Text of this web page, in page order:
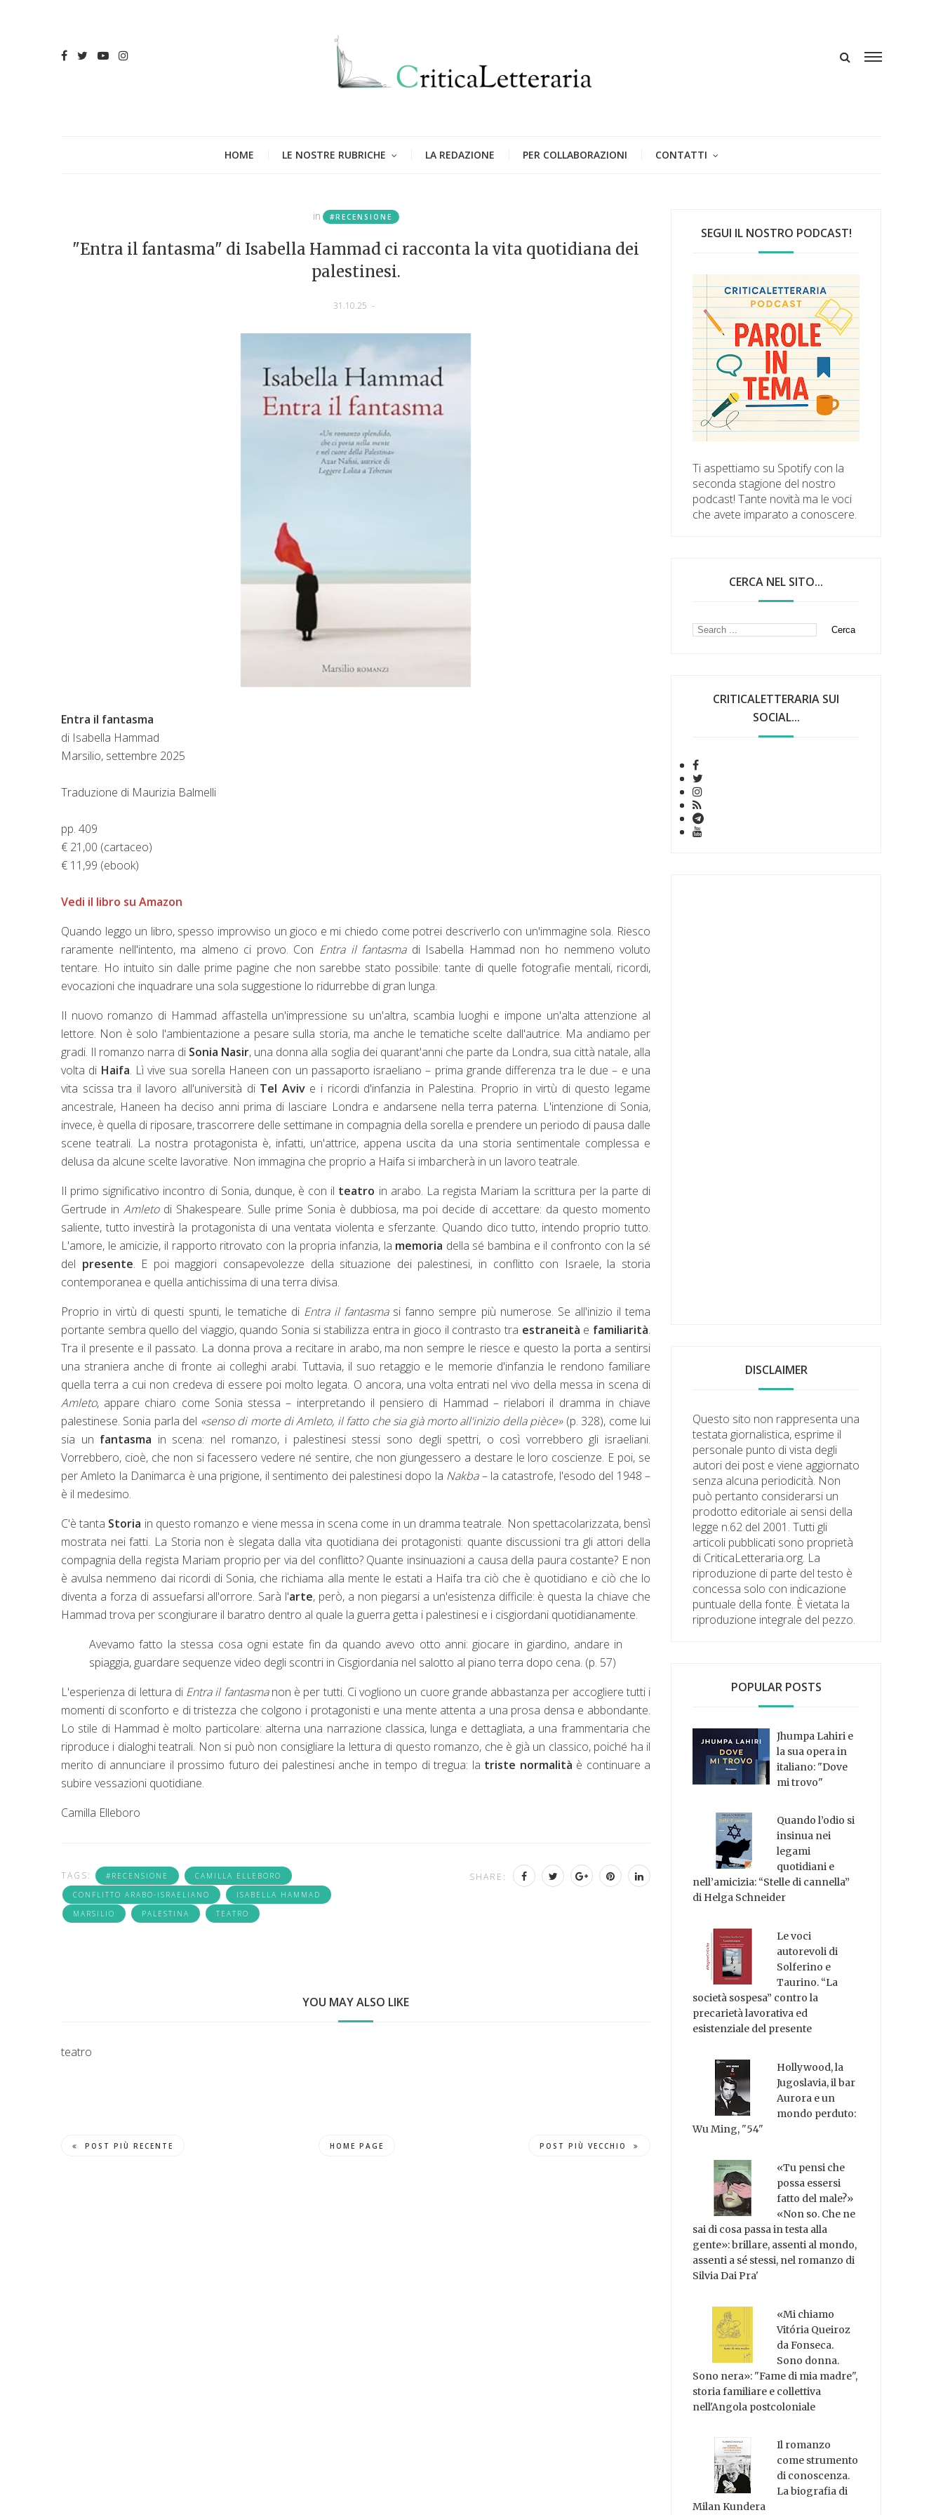
HOME LE NOSTRE RUBRICHE LA REDAZIONE PER COLLABORAZIONI CONTATTI
in #RECENSIONE
"Entra il fantasma" di Isabella Hammad ci racconta la vita quotidiana dei
palestinesi.
31.10.25 -
Entra il fantasma
di Isabella Hammad
Marsilio, settembre 2025
Traduzione di Maurizia Balmelli
pp. 409
€ 21,00 (cartaceo)
€ 11,99 (ebook)
Vedi il libro su Amazon
Quando leggo un libro, spesso improvviso un gioco e mi chiedo come potrei descriverlo con un'immagine sola. Riesco
raramente nell'intento, ma almeno ci provo. Con Entra il fantasmadi Isabella Hammad non ho nemmeno voluto
tentare. Ho intuito sin dalle prime pagine che non sarebbe stato possibile: tante di quelle fotografie mentali, ricordi,
evocazioni che inquadrare una sola suggestione lo ridurrebbe di gran lunga.
Il nuovo romanzo di Hammad affastella un'impressione su un'altra, scambia luoghi e impone un'alta attenzione al
lettore. Non è solo l'ambientazione a pesare sulla storia, ma anche le tematiche scelte dall'autrice. Ma andiamo per
gradi. Il romanzo narra di Sonia Nasir, una donna alla soglia dei quarant'anni che parte da Londra, sua città natale, alla
volta di Haifa. Lì vive sua sorella Haneen con un passaporto israeliano – prima grande differenza tra le due – e una
vita scissa tra il lavoro all'università di Tel Avive i ricordi d'infanzia in Palestina. Proprio in virtù di questo legame
ancestrale, Haneen ha deciso anni prima di lasciare Londra e andarsene nella terra paterna. L'intenzione di Sonia,
invece, è quella di riposare, trascorrere delle settimane in compagnia della sorella e prendere un periodo di pausa dalle
scene teatrali. La nostra protagonista è, infatti, un'attrice, appena uscita da una storia sentimentale complessa e
delusa da alcune scelte lavorative. Non immagina che proprio a Haifa si imbarcherà in un lavoro teatrale.
Il primo significativo incontro di Sonia, dunque, è con il teatro in arabo. La regista Mariam la scrittura per la parte di
Gertrude inAmletodi Shakespeare. Sulle prime Sonia è dubbiosa, ma poi decide di accettare: da questo momento
saliente, tutto investirà la protagonista di una ventata violenta e sferzante. Quando dico tutto, intendo proprio tutto.
L'amore, le amicizie, il rapporto ritrovato con la propria infanzia, la memoria della sé bambina e il confronto con la sé
del presente. E poi maggiori consapevolezze della situazione dei palestinesi, in conflitto con Israele, la storia
contemporanea e quella antichissima di una terra divisa.
Proprio in virtù di questi spunti, le tematiche di Entra il fantasma si fanno sempre più numerose. Se all'inizio il tema
portante sembra quello del viaggio, quando Sonia si stabilizza entra in gioco il contrasto tra estraneità e familiarità.
Tra il presente e il passato. La donna prova a recitare in arabo, ma non sempre le riesce e questo la porta a sentirsi
una straniera anche di fronte ai colleghi arabi. Tuttavia, il suo retaggio e le memorie d'infanzia le rendono familiare
quella terra a cui non credeva di essere poi molto legata. O ancora, una volta entrati nel vivo della messa in scena di
Amleto, appare chiaro come Sonia stessa – interpretando il pensiero di Hammad – rielabori il dramma in chiave
palestinese. Sonia parla del «senso di morte di Amleto, il fatto che sia già morto all'inizio della pièce» (p. 328), come lui
sia un fantasma in scena: nel romanzo, i palestinesi stessi sono degli spettri, o così vorrebbero gli israeliani.
Vorrebbero, cioè, che non si facessero vedere né sentire, che non giungessero a destare le loro coscienze. E poi, se
per Amleto la Danimarca è una prigione, il sentimento dei palestinesi dopo la Nakba– la catastrofe, l'esodo del 1948 –
è il medesimo.
C'è tanta Storia in questo romanzo e viene messa in scena come in un dramma teatrale. Non spettacolarizzata, bensì
mostrata nei fatti. La Storia non è slegata dalla vita quotidiana dei protagonisti: quante discussioni tra gli attori della
compagnia della regista Mariam proprio per via del conflitto? Quante insinuazioni a causa della paura costante? E non
è avulsa nemmeno dai ricordi di Sonia, che richiama alla mente le estati a Haifa tra ciò che è quotidiano e ciò che lo
diventa a forza di assuefarsi all'orrore. Sarà l'arte, però, a non piegarsi a un'esistenza difficile: è questa la chiave che
Hammad trova per scongiurare il baratro dentro al quale la guerra getta i palestinesi e i cisgiordani quotidianamente.
Avevamo fatto la stessa cosa ogni estate fin da quando avevo otto anni: giocare in giardino, andare in
spiaggia, guardare sequenze video degli scontri in Cisgiordania nel salotto al piano terra dopo cena. (p. 57)
L'esperienza di lettura di Entra il fantasmanon è per tutti. Ci vogliono un cuore grande abbastanza per accogliere tutti i
momenti di sconforto e di tristezza che colgono i protagonisti e una mente attenta a una prosa densa e abbondante.
Lo stile di Hammad è molto particolare: alterna una narrazione classica, lunga e dettagliata, a una frammentaria che
riproduce i dialoghi teatrali. Non si può non consigliare la lettura di questo romanzo, che è già un classico, poiché ha il
merito di annunciare il prossimo futuro dei palestinesi anche in tempo di tregua: la triste normalità è continuare a
subire vessazioni quotidiane.
Camilla Elleboro
TAGS: #RECENSIONE
CAMILLA ELLEBORO
CONFLITTO ARABO-ISRAELIANO
ISABELLA HAMMAD
MARSILIO
PALESTINA TEATRO
SHARE:
YOU MAY ALSO LIKE
teatro
POST PIÙ RECENTE HOME PAGE POST PIÙ VECCHIO
SEGUI IL NOSTRO PODCAST!
Ti aspettiamo su Spotify con la
seconda stagione del nostro
podcast! Tante novità ma le voci
che avete imparato a conoscere.
CERCA NEL SITO...
CRITICALETTERARIA SUI
SOCIAL...
DISCLAIMER
Questo sito non rappresenta una
testata giornalistica, esprime il
personale punto di vista degli
autori dei post e viene aggiornato
senza alcuna periodicità. Non
può pertanto considerarsi un
prodotto editoriale ai sensi della
legge n.62 del 2001. Tutti gli
articoli pubblicati sono proprietà
di CriticaLetteraria.org. La
riproduzione di parte del testo è
concessa solo con indicazione
puntuale della fonte. È vietata la
riproduzione integrale del pezzo.
POPULAR POSTS
Jhumpa Lahiri e
la sua opera in
italiano: "Dove
mi trovo"
Quando l’odio si
insinua nei
legami
quotidiani e
nell’amicizia: “Stelle di cannella”
di Helga Schneider
Le voci
autorevoli di
Solferino e
Taurino. “La
società sospesa” contro la
precarietà lavorativa ed
esistenziale del presente
Hollywood, la
Jugoslavia, il bar
Aurora e un
mondo perduto:
Wu Ming, "54"
«Tu pensi che
possa essersi
fatto del male?»
«Non so. Che ne
sai di cosa passa in testa alla
gente»: brillare, assenti al mondo,
assenti a sé stessi, nel romanzo di
Silvia Dai Pra'
«Mi chiamo
Vitória Queiroz
da Fonseca.
Sono donna.
Sono nera»: "Fame di mia madre",
storia familiare e collettiva
nell'Angola postcoloniale
Il romanzo
come strumento
di conoscenza.
La biografia di
Milan Kundera